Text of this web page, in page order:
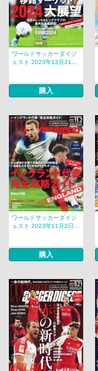
ワールドサッカーダイジ
ェスト 2023年12月21...
購入
ワールドサッカーダイジ
ェスト 2023年11月2日...
購入